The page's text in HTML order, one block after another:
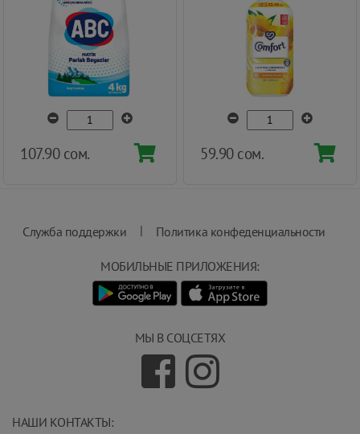
107.90 сом. 59.90 сом.
Служба поддержки | Политика конфеденциальности
МЫ В СОЦСЕТЯХ
НАШИ КОНТАКТЫ:
МОБИЛЬНЫЕ ПРИЛОЖЕНИЯ: